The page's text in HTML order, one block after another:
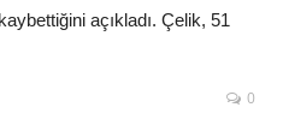
açıkladı. Çelik, 51
0